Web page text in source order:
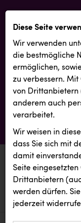
aktuelle
aktuelle
Diese Seite
Wir verwenden
die best­mögliche
ermöglichen,
zu verbessern. Mit
von Drittanbietern
anderem auch
verarbeitet.
Wir weisen in
dass Sie sich mit
damit
Seite eingesetzten
Drittanbietern
werden dürfen.
jederzeit